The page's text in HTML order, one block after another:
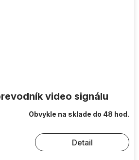
video signálu
Obvykle na sklade do 48 hod.
Detail